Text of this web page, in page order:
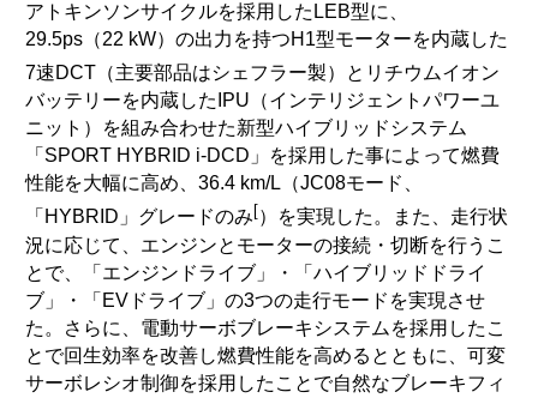
アトキンソンサイクルを採用したLEB型に、
29.5ps（22 kW）の出力を持つH1型モーターを内蔵した
7速DCT（主要部品はシェフラー製）とリチウムイオン
バッテリーを内蔵したIPU（インテリジェントパワーユ
ニット）を組み合わせた新型ハイブリッドシステム
「SPORT HYBRID i-DCD」を採用した事によって燃費
性能を大幅に高め、36.4 km/L（JC08モード、
「HYBRID」グレードのみ [）を実現した。また、走行状
況に応じて、エンジンとモーターの接続・切断を行うこ
とで、「エンジンドライブ」・「ハイブリッドドライ
ブ」・「EVドライブ」の3つの走行モードを実現させ
た。さらに、電動サーボブレーキシステムを採用したこ
とで回生効率を改善し燃費性能を高めるとともに、可変
サーボレシオ制御を採用したことで自然なブレーキフィ